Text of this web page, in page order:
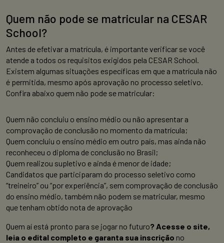
Quem não pode se matricular na CESAR
School?
Antes de efetivar a matrícula, é importante verificar se você
atende a todos os requisitos exigidos pela CESAR School.
Existem algumas situações específicas em que a matrícula não
é permitida, mesmo após aprovação no processo seletivo.
Confira abaixo quem não pode se matricular:
Quem não concluiu o ensino médio ou não apresentar a
comprovação de conclusão no momento da matrícula;
Quem concluiu o ensino médio em outro país, mas ainda não
reconheceu o diploma de conclusão no Brasil;
Quem realizou supletivo e ainda é menor de idade;
Candidatos que participaram do processo seletivo como
“treineiro” ou “por experiência”, sem comprovação de conclusão
do ensino médio, também não podem se matricular, mesmo
que tenham obtido nota de aprovação
Quem aí está pronto para se jogar no futuro? Acesse o site,
leia o edital completo e garanta sua inscrição no